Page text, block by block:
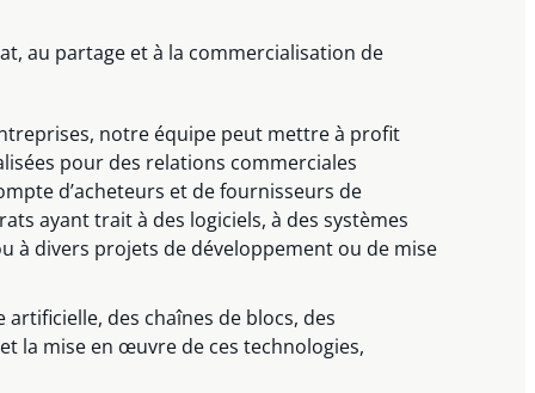
au partage et à la commercialisation de
notre équipe peut mettre à profit
pour des relations commerciales
d’acheteurs et de fournisseurs de
ayant trait à des logiciels, à des systèmes
à divers projets de développement ou de mise
artificielle, des chaînes de blocs, des
la mise en œuvre de ces technologies,